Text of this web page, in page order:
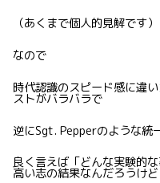
（あくまで個人的見解です）
なので
時代認識のスピード感に違
ストがバラバラで
逆にSgt. Pepperのような統
良く言えば「どんな実験的
高い志の結果なんだろうけど